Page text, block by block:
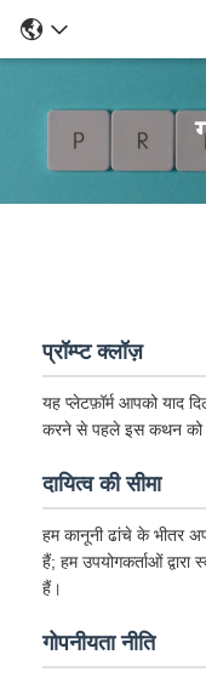
प्रॉम्प्ट क्लॉज़
यह प्लेटफ़ॉर्म आपको याद
करने से पहले इस कथन को
दायित्व की सीमा
हम कानूनी ढांचे के भीतर
हैं; हम उपयोगकर्ताओं द्वारा
हैं।
गोपनीयता नीति